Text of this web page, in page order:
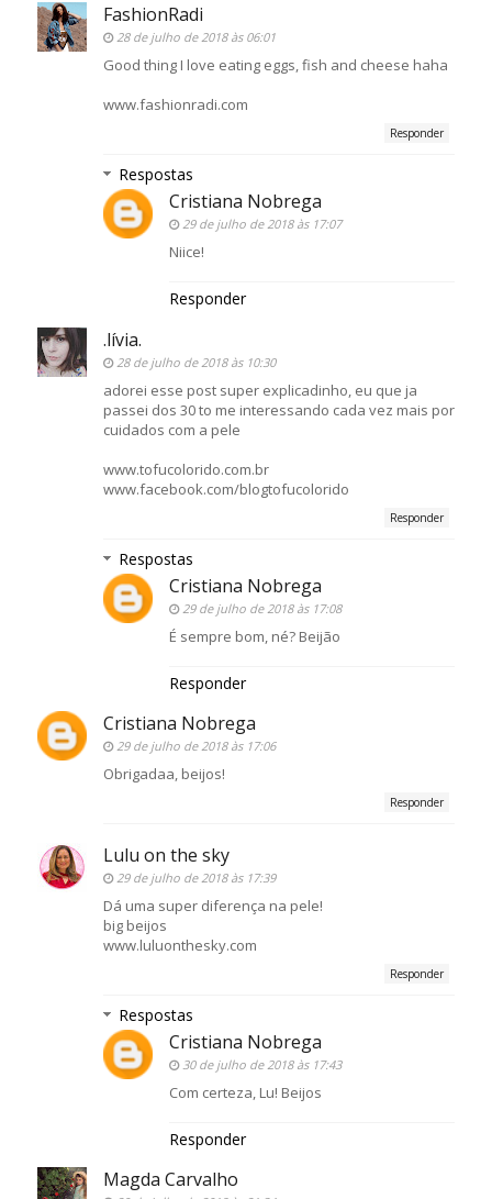
FashionRadi
28 de julho de 2018 às 06:01
Good thing I love eating eggs, fish and cheese haha
www.fashionradi.com
Responder
Respostas
Cristiana Nobrega
29 de julho de 2018 às 17:07
Niice!
Responder
.lívia.
28 de julho de 2018 às 10:30
adorei esse post super explicadinho, eu que ja
passei dos 30 to me interessando cada vez mais por
cuidados com a pele
www.tofucolorido.com.br
www.facebook.com/blogtofucolorido
Responder
Respostas
Cristiana Nobrega
29 de julho de 2018 às 17:08
É sempre bom, né? Beijão
Responder
Cristiana Nobrega
29 de julho de 2018 às 17:06
Obrigadaa, beijos!
Responder
Lulu on the sky
29 de julho de 2018 às 17:39
Dá uma super diferença na pele!
big beijos
www.luluonthesky.com
Responder
Respostas
Cristiana Nobrega
30 de julho de 2018 às 17:43
Com certeza, Lu! Beijos
Responder
Magda Carvalho